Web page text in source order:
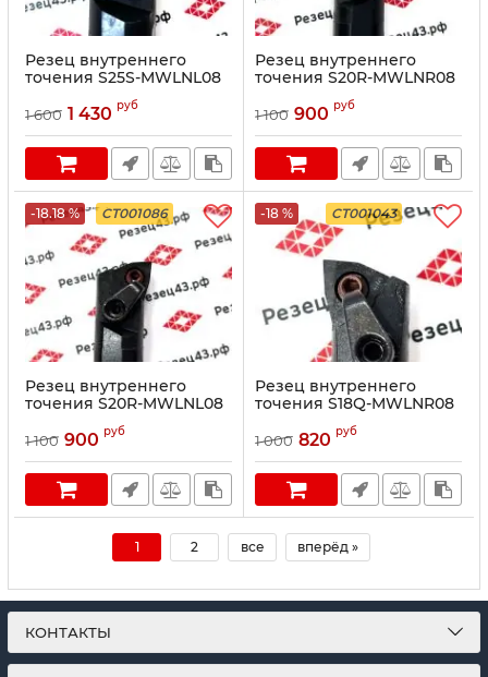
Резец внутреннего
точения S25S-MWLNL08
1 600 1 430 руб
Резец внутреннего
точения S20R-MWLNR08
1 100 900 руб
-18.18 % CT001086
Резец внутреннего
точения S20R-MWLNL08
1 100 900 руб
-18 % CT001043
Резец внутреннего
точения S18Q-MWLNR08
1 000 820 руб
1 2 все вперёд »
КОНТАКТЫ